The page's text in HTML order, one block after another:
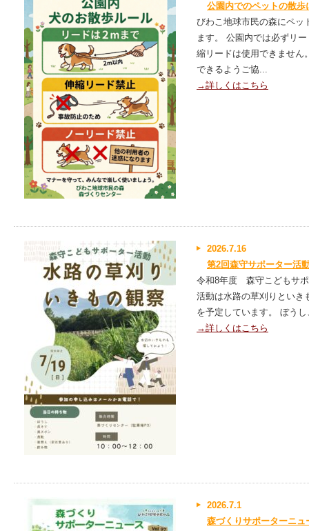
公園内でのペットの散歩
びわこ地球市民の森にペッ
ます。 公園内では必ずリ
縮リードは使用できません
できるようご協...
→詳しくはこちら
2026.7.16
第2回森守サポーター活
令和8年度 森守こどもサ
活動は水路の草刈りといき
を予定しています。 ぼう
→詳しくはこちら
2026.7.1
森づくりサポーターニ